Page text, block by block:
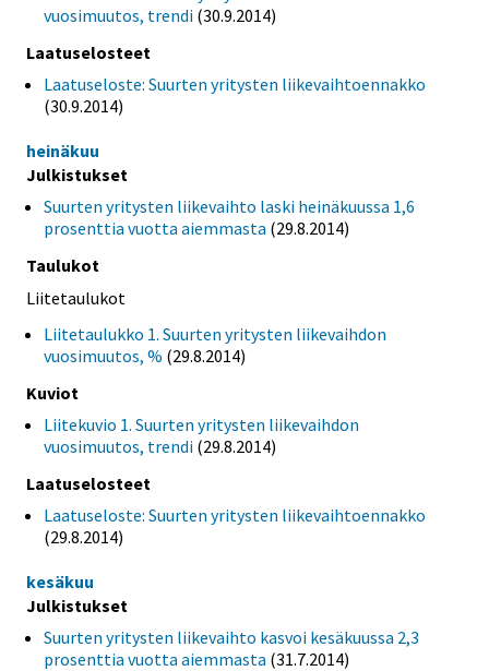
vuosimuutos, trendi (30.9.2014)
Laatuselosteet
Laatuseloste: Suurten yritysten liikevaihtoennakko
(30.9.2014)
heinäkuu
Julkistukset
Suurten yritysten liikevaihto laski heinäkuussa 1,6
prosenttia vuotta aiemmasta (29.8.2014)
Taulukot
Liitetaulukot
Liitetaulukko 1. Suurten yritysten liikevaihdon
vuosimuutos, % (29.8.2014)
Kuviot
Liitekuvio 1. Suurten yritysten liikevaihdon
vuosimuutos, trendi (29.8.2014)
Laatuselosteet
Laatuseloste: Suurten yritysten liikevaihtoennakko
(29.8.2014)
kesäkuu
Julkistukset
Suurten yritysten liikevaihto kasvoi kesäkuussa 2,3
prosenttia vuotta aiemmasta (31.7.2014)